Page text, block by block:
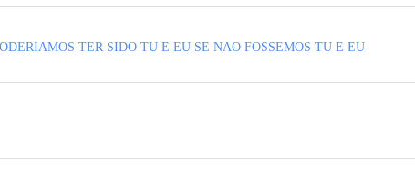
TER SIDO TU E EU SE NAO FOSSEMOS TU E EU